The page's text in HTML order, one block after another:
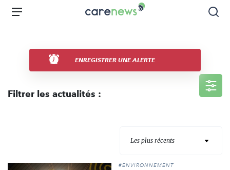
Aller
Carenews,
acteurs
de
Menu
ENREGISTRER UNE ALERTE
Filtrer les actualités :
Les plus récents
#ENVIRONNEMENT